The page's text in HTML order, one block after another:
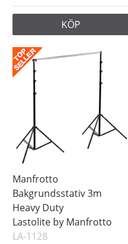
KÖP
Manfrotto
Bakgrundsstativ 3m
Heavy Duty
Lastolite by Manfrotto
LA-1128